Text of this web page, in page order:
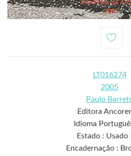
LT016274
2005
Paulo
Editora
Idioma
Estado :
Encadernação :